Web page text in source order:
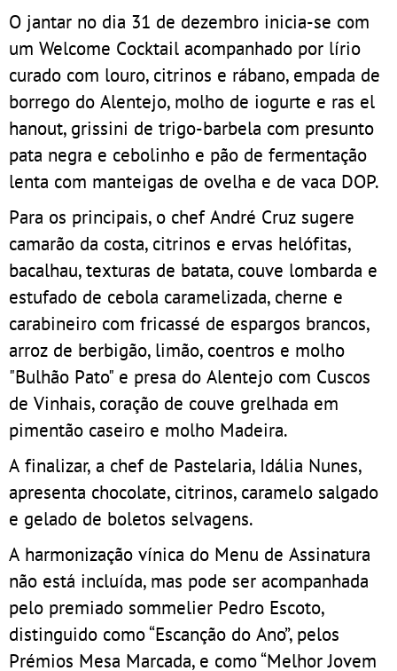
O jantar no dia 31 de dezembro inicia-se com
um Welcome Cocktail acompanhado por lírio
curado com louro, citrinos e rábano, empada de
borrego do Alentejo, molho de iogurte e ras el
hanout, grissini de trigo-barbela com presunto
pata negra e cebolinho e pão de fermentação
lenta com manteigas de ovelha e de vaca DOP.
Para os principais, o chef André Cruz sugere
camarão da costa, citrinos e ervas helófitas,
bacalhau, texturas de batata, couve lombarda e
estufado de cebola caramelizada, cherne e
carabineiro com fricassé de espargos brancos,
arroz de berbigão, limão, coentros e molho
"Bulhão Pato" e presa do Alentejo com Cuscos
de Vinhais, coração de couve grelhada em
pimentão caseiro e molho Madeira.
A finalizar, a chef de Pastelaria, Idália Nunes,
apresenta chocolate, citrinos, caramelo salgado
e gelado de boletos selvagens.
A harmonização vínica do Menu de Assinatura
não está incluída, mas pode ser acompanhada
pelo premiado sommelier Pedro Escoto,
distinguido como “Escanção do Ano”, pelos
Prémios Mesa Marcada, e como “Melhor Jovem